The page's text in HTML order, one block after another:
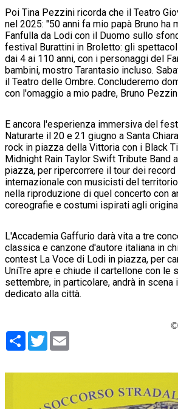
Poi Tina Pezzini ricorda che il Teatro
nel 2025: "50 anni fa mio papà Bruno ha
Fanfulla da Lodi con il Duomo sullo
festival Burattini in Broletto: gli
dai 4 ai 110 anni, con i personaggi del
bambini, mostro Tarantasio incluso.
il Teatro delle Ombre. Concluderemo
con l'omaggio a mio padre, Bruno
E ancora l'esperienza immersiva del
Naturarte il 20 e 21 giugno a Santa
rock in piazza della Vittoria con i Black
Midnight Rain Taylor Swift Tribute Band
piazza, per ripercorrere il tour dei
internazionale con musicisti del
nella riproduzione di quel concerto con
coreografie e costumi ispirati agli
L'Accademia Gaffurio darà vita a tre
classica e canzone d'autore italiana in
contest La Voce di Lodi in piazza, per
UniTre apre e chiude il cartellone con le
settembre, in particolare, andrà in scena
dedicato alla città.
©
Condividi
Twitter